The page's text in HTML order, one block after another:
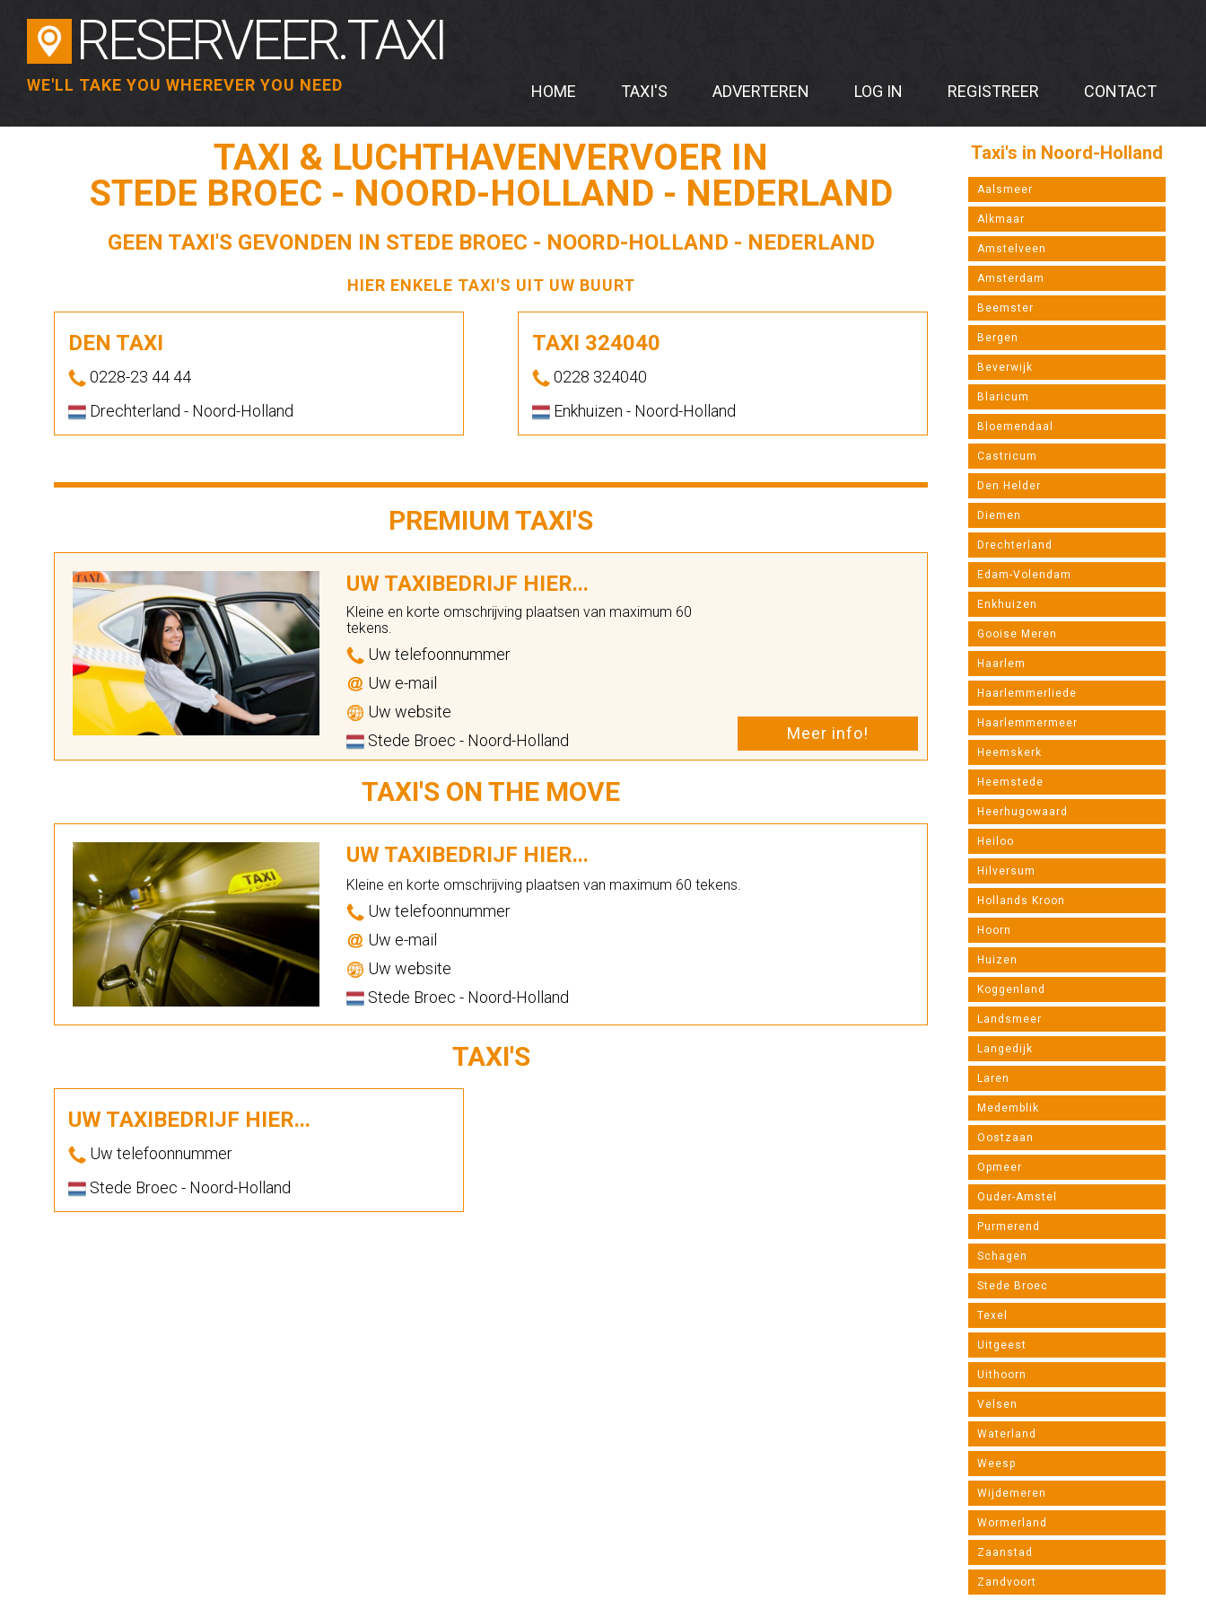
RESERVEER.TAXI
WE'LL TAKE YOU WHEREVER YOU NEED HOME TAXI'S ADVERTEREN LOG IN REGISTREER CONTACT
TAXI & LUCHTHAVENVERVOER IN
STEDE BROEC - NOORD-HOLLAND - NEDERLAND
GEEN TAXI'S GEVONDEN IN STEDE BROEC - NOORD-HOLLAND - NEDERLAND
HIER ENKELE TAXI'S UIT UW BUURT
DEN TAXI
0228-23 44 44
Drechterland - Noord-Holland
TAXI 324040
0228 324040
Enkhuizen - Noord-Holland
PREMIUM TAXI'S
UW TAXIBEDRIJF HIER...
Kleine en korte omschrijving plaatsen van maximum 60
tekens.
Uw telefoonnummer
Uw e-mail
Uw website
Stede Broec - Noord-Holland
Meer info!
TAXI'S ON THE MOVE
UW TAXIBEDRIJF HIER...
Kleine en korte omschrijving plaatsen van maximum 60 tekens.
Uw telefoonnummer
Uw e-mail
Uw website
Stede Broec - Noord-Holland
TAXI'S
UW TAXIBEDRIJF HIER...
Uw telefoonnummer
Stede Broec - Noord-Holland
Taxi's in Noord-Holland
Aalsmeer
Alkmaar
Amstelveen
Amsterdam
Beemster
Bergen
Beverwijk
Blaricum
Bloemendaal
Castricum
Den Helder
Diemen
Drechterland
Edam-Volendam
Enkhuizen
Gooise Meren
Haarlem
Haarlemmerliede
Haarlemmermeer
Heemskerk
Heemstede
Heerhugowaard
Heiloo
Hilversum
Hollands Kroon
Hoorn
Huizen
Koggenland
Landsmeer
Langedijk
Laren
Medemblik
Oostzaan
Opmeer
Ouder-Amstel
Purmerend
Schagen
Stede Broec
Texel
Uitgeest
Uithoorn
Velsen
Waterland
Weesp
Wijdemeren
Wormerland
Zaanstad
Zandvoort